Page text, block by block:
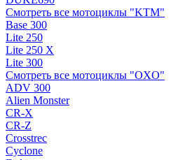
Смотреть все мотоциклы "KTM"
Base 300
Lite 250
Lite 250 X
Lite 300
Смотреть все мотоциклы "OXO"
ADV 300
Alien Monster
CR-X
CR-Z
Crosstrec
Cyclone